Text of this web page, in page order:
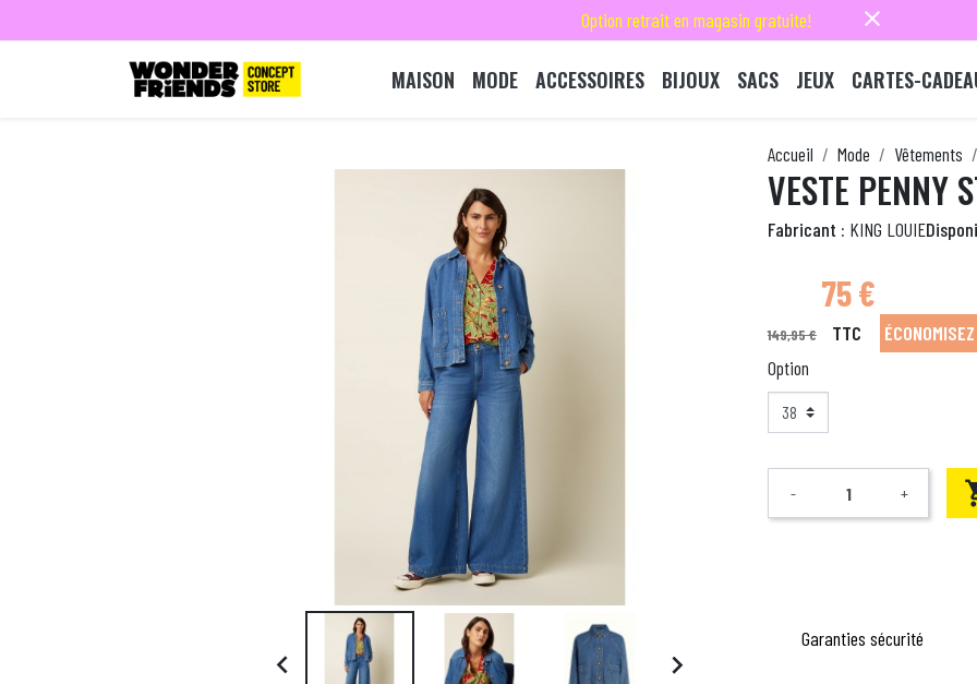
Option retrait en magasin gratuite! close
MAISON MODE ACCESSOIRES BIJOUX SACS JEUX CARTES-
Accueil Mode Vêtements
 
VESTE PENNY
Fabricant : KING LOUIE
149,95 €
75 €
TTC
Option
Quantité
- +
Garanties sécurité